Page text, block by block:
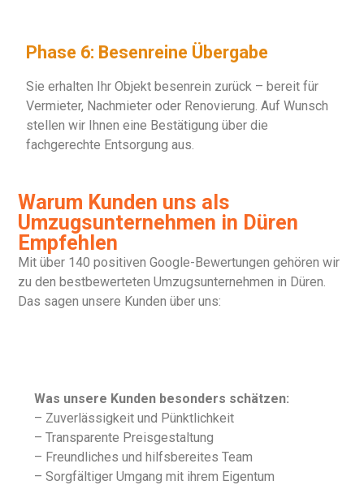
Phase 6: Besenreine Übergabe
Sie erhalten Ihr Objekt besenrein zurück – bereit für
Vermieter, Nachmieter oder Renovierung. Auf Wunsch
stellen wir Ihnen eine Bestätigung über die
fachgerechte Entsorgung aus.
Warum Kunden uns als
Umzugsunternehmen in Düren
Empfehlen
Mit über 140 positiven Google-Bewertungen gehören wir
zu den bestbewerteten Umzugsunternehmen in Düren.
Das sagen unsere Kunden über uns:
Was unsere Kunden besonders schätzen:
– Zuverlässigkeit und Pünktlichkeit
– Transparente Preisgestaltung
– Freundliches und hilfsbereites Team
– Sorgfältiger Umgang mit ihrem Eigentum